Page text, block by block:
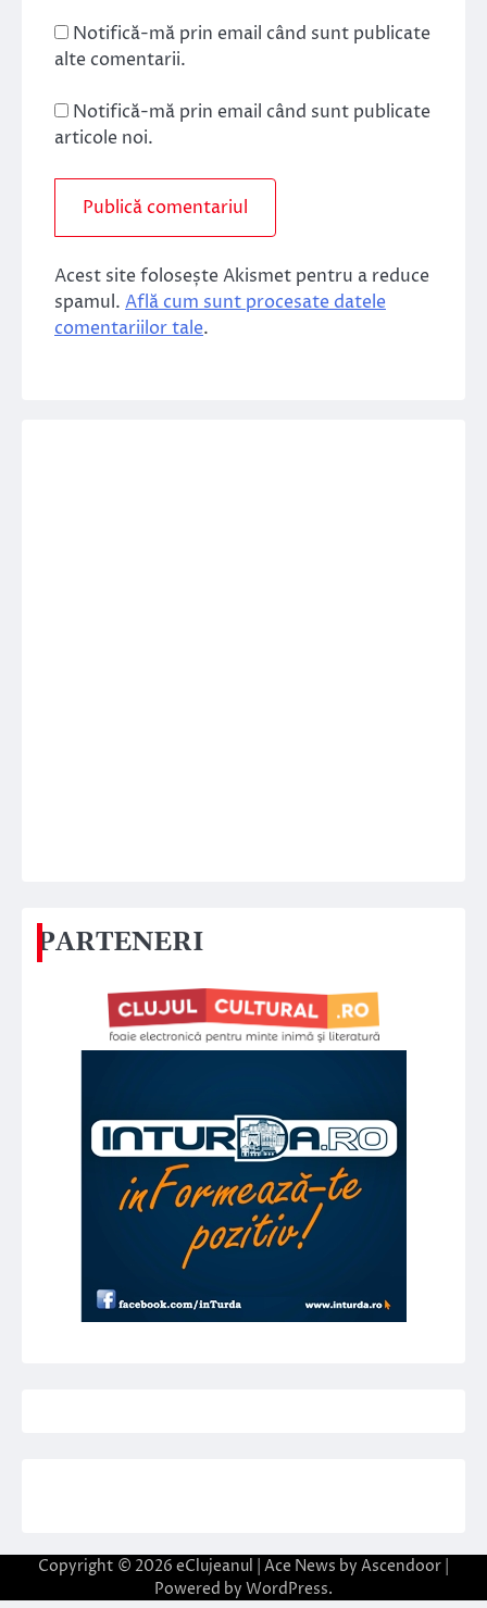
Notifică-mă prin email când sunt publicate
alte comentarii.
Notifică-mă prin email când sunt publicate
articole noi.
Acest site folosește Akismet pentru a reduce
spamul. Află cum sunt procesate datele
comentariilor tale.
PARTENERI
Copyright © 2026 eClujeanul | Ace News by Ascendoor
Powered by WordPress.